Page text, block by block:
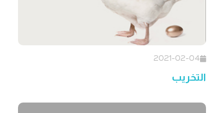
2021-02-04
التخريب